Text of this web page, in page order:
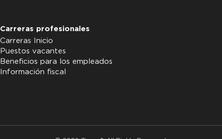
Carreras profesionales
Carreras Inicio
Puestos vacantes
Beneficios para los empleados
Información fiscal